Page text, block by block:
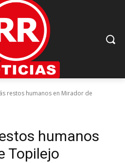
restos humanos en Mirador de
humanos
Topilejo